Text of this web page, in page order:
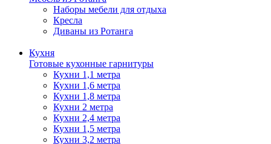
Наборы мебели для отдыха
Кресла
Диваны из Ротанга
Кухня
Готовые кухонные гарнитуры
Кухни 1,1 метра
Кухни 1,6 метра
Кухни 1,8 метра
Кухни 2 метра
Кухни 2,4 метра
Кухни 1,5 метра
Кухни 3,2 метра